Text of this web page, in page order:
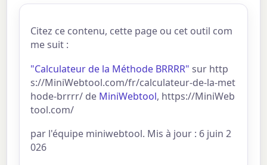
Citez ce contenu, cette page ou cet outil com
me suit :
"Calculateur de la Méthode BRRRR" sur http
s://MiniWebtool.com/fr/calculateur-de-la-met
hode-brrrr/ de MiniWebtool, https://MiniWeb
tool.com/
par l'équipe miniwebtool. Mis à jour : 6 juin 2
026